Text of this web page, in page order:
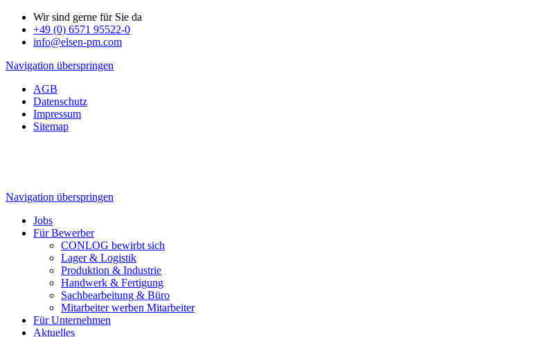
Wir sind gerne für Sie da
+49 (0) 6571 95522-0
info@elsen-pm.com
Navigation überspringen
AGB
Datenschutz
Impressum
Sitemap
Navigation überspringen
Jobs
Für Bewerber
CONLOG bewirbt sich
Lager & Logistik
Produktion & Industrie
Handwerk & Fertigung
Sachbearbeitung & Büro
Mitarbeiter werben Mitarbeiter
Für Unternehmen
Aktuelles